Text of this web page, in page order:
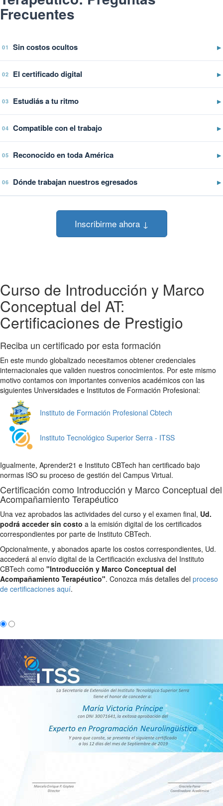
Frecuentes
01 Sin costos ocultos ▶
02 El certificado digital ▶
03 Estudiás a tu ritmo ▶
04 Compatible con el trabajo ▶
05 Reconocido en toda América ▶
06 Dónde trabajan nuestros egresados ▶
Inscribirme ahora ↓
Curso de Introducción y Marco
Conceptual del AT:
Certificaciones de Prestigio
Reciba un certificado por esta formación
En este mundo globalizado necesitamos obtener credenciales
internacionales que validen nuestros conocimientos. Por este mismo
motivo contamos con importantes convenios académicos con las
siguientes Universidades e Institutos de Formación Profesional:
Instituto de Formación Profesional Cbtech
Instituto Tecnológico Superior Serra - ITSS
Igualmente, Aprender21 e Instituto CBTech han certificado bajo
normas ISO su proceso de gestión del Campus Virtual.
Certificación como Introducción y Marco Conceptual del
Acompañamiento Terapéutico
Una vez aprobados las actividades del curso y el examen final, Ud.
podrá acceder sin costo a la emisión digital de los certificados
correspondientes por parte de Instituto CBTech.
Opcionalmente, y abonados aparte los costos correspondientes, Ud.
accederá al envío digital de la Certificación exclusiva del Instituto
CBTech como "Introducción y Marco Conceptual del
Acompañamiento Terapéutico". Conozca más detalles del proceso
de certificaciones aquí.